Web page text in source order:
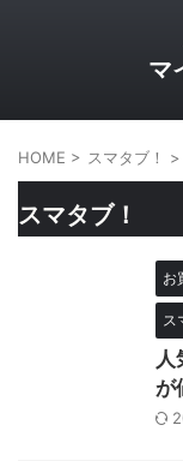
マ
HOME > スマタブ！ >
スマタブ！
お
ス
人
が